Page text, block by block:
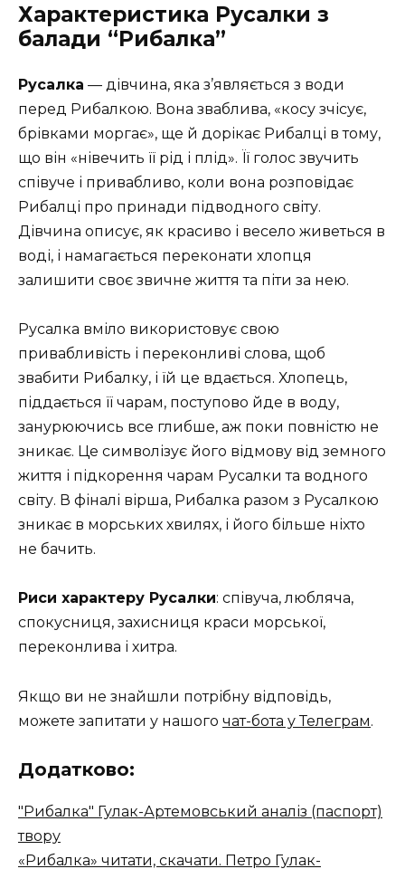
Характеристика Русалки з
балади “Рибалка”
Русалка — дівчина, яка з’являється з води
перед Рибалкою. Вона зваблива, «косу зчісує,
брівками моргає», ще й дорікає Рибалці в тому,
що він «нівечить її рід і плід». Її голос звучить
співуче і привабливо, коли вона розповідає
Рибалці про принади підводного світу.
Дівчина описує, як красиво і весело живеться в
воді, і намагається переконати хлопця
залишити своє звичне життя та піти за нею.
Русалка вміло використовує свою
привабливість і переконливі слова, щоб
звабити Рибалку, і їй це вдається. Хлопець,
піддається її чарам, поступово йде в воду,
занурюючись все глибше, аж поки повністю не
зникає. Це символізує його відмову від земного
життя і підкорення чарам Русалки та водного
світу. В фіналі вірша, Рибалка разом з Русалкою
зникає в морських хвилях, і його більше ніхто
не бачить.
Риси характеру Русалки: співуча, любляча,
спокусниця, захисниця краси морської,
переконлива і хитра.
Якщо ви не знайшли потрібну відповідь,
можете запитати у нашого чат-бота у Телеграм.
Додатково:
"Рибалка" Гулак-Артемовський аналіз (паспорт)
твору
«Рибалка» читати, скачати. Петро Гулак-